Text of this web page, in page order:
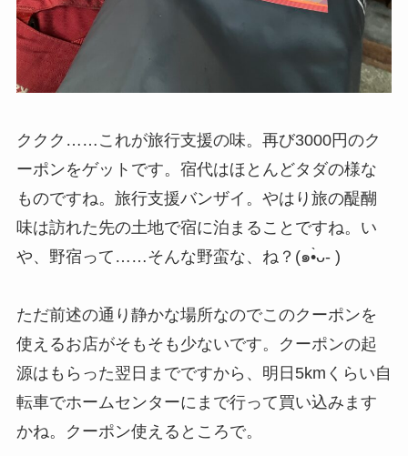
ククク……これが旅行支援の味。再び3000円のク
ーポンをゲットです。宿代はほとんどタダの様な
ものですね。旅行支援バンザイ。やはり旅の醍醐
味は訪れた先の土地で宿に泊まることですね。い
や、野宿って……そんな野蛮な、ね？(๑•̀ᴗ- )
ただ前述の通り静かな場所なのでこのクーポンを
使えるお店がそもそも少ないです。クーポンの起
源はもらった翌日までですから、明日5kmくらい自
転車でホームセンターにまで行って買い込みます
かね。クーポン使えるところで。